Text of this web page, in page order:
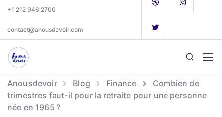
+1 212 946 2700
contact@anousdevoir.com
Anousdevoir Blog Finance
Combien de
trimestres faut-il pour la retraite pour une personne
née en 1965 ?